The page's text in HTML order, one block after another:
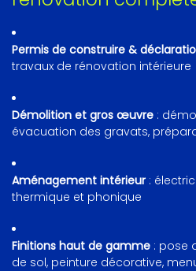
Permis de construire &
travaux de rénovation intérieure
Démolition et gros œuvre :
évacuation des gravats,
Aménagement intérieur :
thermique et phonique
Finitions haut de gamme : pose
de sol, peinture décorative,